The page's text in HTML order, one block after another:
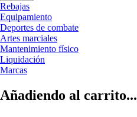
Rebajas
Equipamiento
Deportes de combate
Artes marciales
Mantenimiento físico
Liquidación
Marcas
Añadiendo al carrito...